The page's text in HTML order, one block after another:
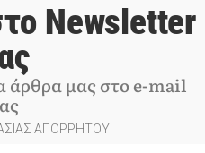
Newsletter
άρθρα μας στο e-mail
ΑΠΟΡΡΗΤΟΥ